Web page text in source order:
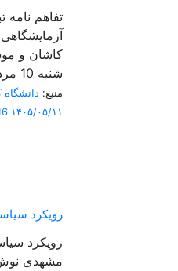
تفاهم نامه
کاشان و
شنبه 10 مرداد 1405 منعقد شد....
منبع: دانشگاه
۱۴۰۵/۰۵/۱۱ 16
رویکرد
مشهدی